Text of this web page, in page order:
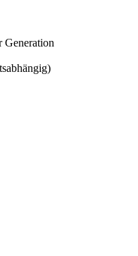
Gene­ration